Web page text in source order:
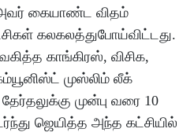
கையாண்ட விதம்
கலகலத்துபோய்விட்டது.
காங்கிரஸ், விசிக,
முஸ்லிம் லீக்
முன்பு வரை 10
ஜெயித்த அந்த கட்சியில்